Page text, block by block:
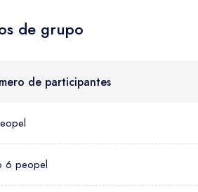
de grupo
de participantes
6 peopel